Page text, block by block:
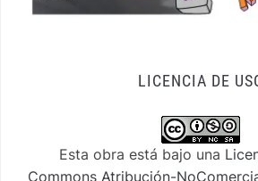
LICENCIA DE
Esta obra está bajo una
Commons Atribución-